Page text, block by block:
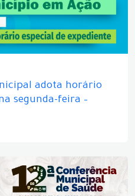
adota horário
segunda-feira –